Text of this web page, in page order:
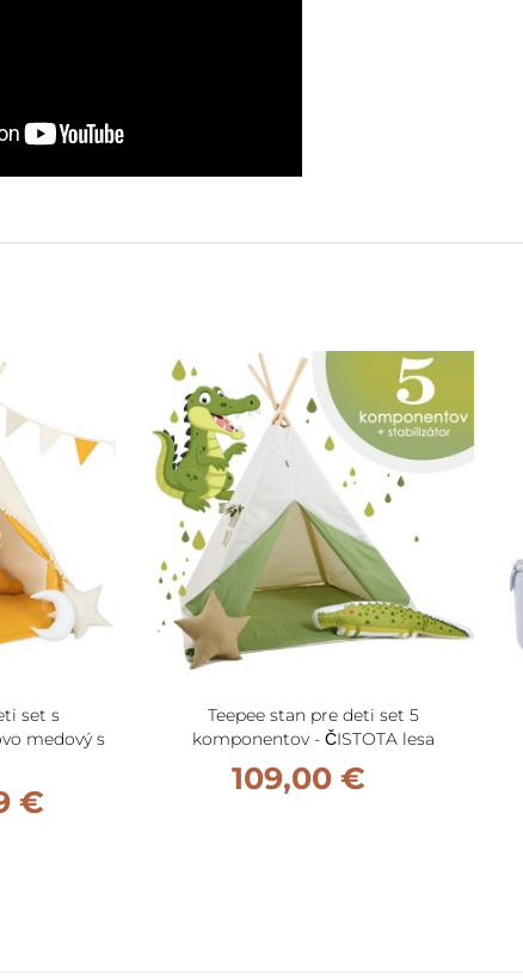
set s
medový s
€
Teepee stan pre deti set 5
komponentov - ČISTOTA lesa
109,00 €